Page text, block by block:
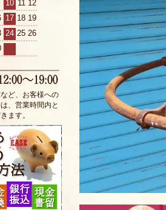
10 11 12
17 18 19
24 25 26
ど、お客様への
、営業時間内と
ます。